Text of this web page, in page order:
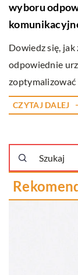
wyboru
Dowiedz się, jak
odpowiednie
zoptymalizować
CZYTAJ DALEJ